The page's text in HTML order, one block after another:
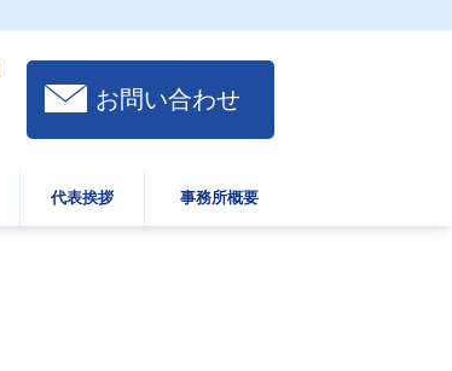
お問い合わせ
代表挨拶 事務所概要